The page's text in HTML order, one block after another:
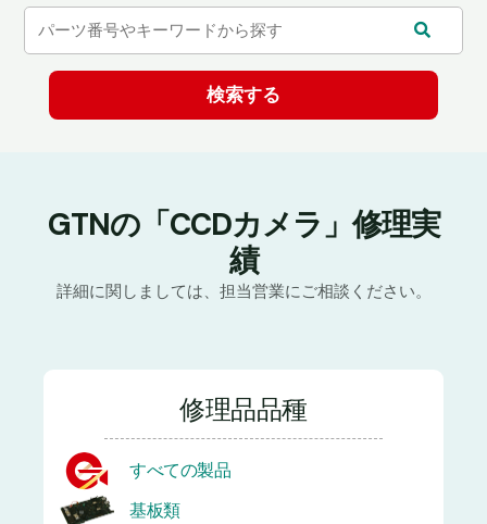
GTNの「CCDカメラ」修理実
績
詳細に関しましては、担当営業にご相談ください。
修理品品種
すべての製品
基板類